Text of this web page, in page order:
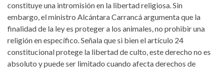
constituye una intromisión en la libertad religiosa. Sin
embargo, el ministro Alcántara Carrancá argumenta que la
finalidad de la ley es proteger a los animales, no prohibir una
religión en específico. Señala que si bien el artículo 24
constitucional protege la libertad de culto, este derecho no es
absoluto y puede ser limitado cuando afecta derechos de